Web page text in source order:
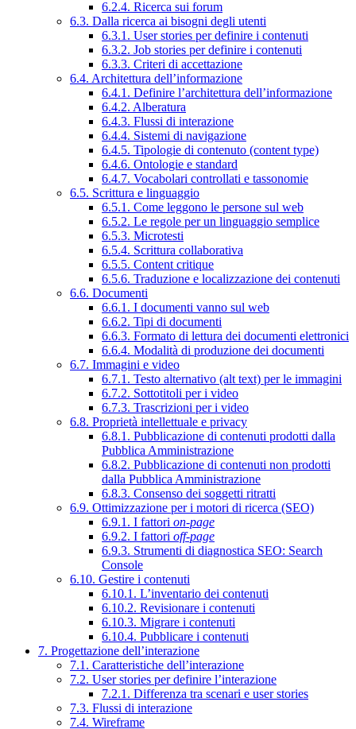
6.2.4. Ricerca sui forum
6.3. Dalla ricerca ai bisogni degli utenti
6.3.1. User stories per definire i contenuti
6.3.2. Job stories per definire i contenuti
6.3.3. Criteri di accettazione
6.4. Architettura dell’informazione
6.4.1. Definire l’architettura dell’informazione
6.4.2. Alberatura
6.4.3. Flussi di interazione
6.4.4. Sistemi di navigazione
6.4.5. Tipologie di contenuto (content type)
6.4.6. Ontologie e standard
6.4.7. Vocabolari controllati e tassonomie
6.5. Scrittura e linguaggio
6.5.1. Come leggono le persone sul web
6.5.2. Le regole per un linguaggio semplice
6.5.3. Microtesti
6.5.4. Scrittura collaborativa
6.5.5. Content critique
6.5.6. Traduzione e localizzazione dei contenuti
6.6. Documenti
6.6.1. I documenti vanno sul web
6.6.2. Tipi di documenti
6.6.3. Formato di lettura dei documenti elettronici
6.6.4. Modalità di produzione dei documenti
6.7. Immagini e video
6.7.1. Testo alternativo (alt text) per le immagini
6.7.2. Sottotitoli per i video
6.7.3. Trascrizioni per i video
6.8. Proprietà intellettuale e privacy
6.8.1. Pubblicazione di contenuti prodotti dalla
Pubblica Amministrazione
6.8.2. Pubblicazione di contenuti non prodotti
dalla Pubblica Amministrazione
6.8.3. Consenso dei soggetti ritratti
6.9. Ottimizzazione per i motori di ricerca (SEO)
6.9.1. I fattori on-page
6.9.2. I fattori off-page
6.9.3. Strumenti di diagnostica SEO: Search
Console
6.10. Gestire i contenuti
6.10.1. L’inventario dei contenuti
6.10.2. Revisionare i contenuti
6.10.3. Migrare i contenuti
6.10.4. Pubblicare i contenuti
7. Progettazione dell’interazione
7.1. Caratteristiche dell’interazione
7.2. User stories per definire l’interazione
7.2.1. Differenza tra scenari e user stories
7.3. Flussi di interazione
7.4. Wireframe